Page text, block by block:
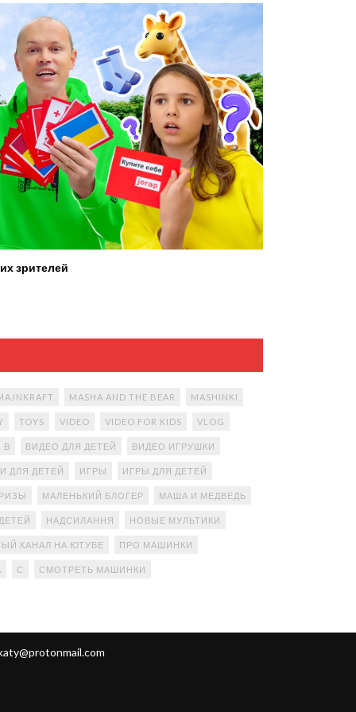
зрителей
MASHA AND THE BEAR MASHINKI
TOYS VIDEO VIDEO FOR KIDS VLOG
В ВИДЕО ДЛЯ ДЕТЕЙ ВИДЕО ИГРУШКИ
ДЛЯ ДЕТЕЙ ИГРЫ ИГРЫ ДЛЯ ДЕТЕЙ
МАЛЕНЬКИЙ БЛОГЕР МАША И МЕДВЕДЬ
НАДСИЛАННЯ НОВЫЕ МУЛЬТИКИ
КАНАЛ НА ЮТУБЕ ПРО МАШИНКИ
С СМОТРЕТЬ МАШИНКИ